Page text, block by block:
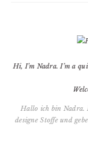
Hi, I’m Nadra. I’m a
Hallo ich bin Nadra.
designe Stoffe und